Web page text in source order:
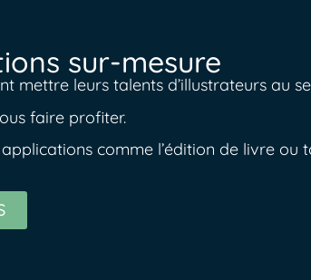
sur-mesure
mettre leurs talents d’illustrateurs au
faire profiter.
comme l’édition de livre ou